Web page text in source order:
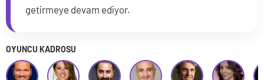
getirmeye devam ediyor.
OYUNCU KADROSU